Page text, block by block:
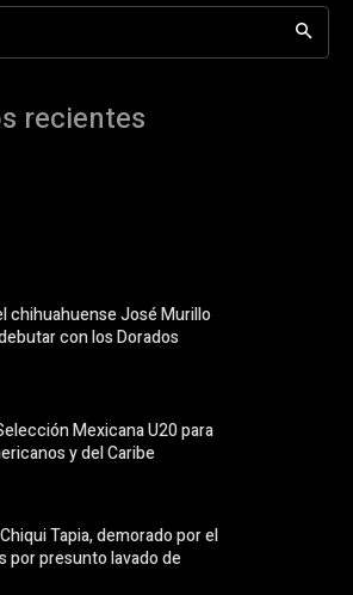
recientes
chihuahuense José Murillo
con los Dorados
Mexicana U20 para
y del Caribe
Tapia, demorado por el
por presunto lavado de